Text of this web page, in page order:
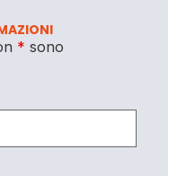
* sono